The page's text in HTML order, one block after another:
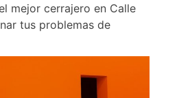
mejor cerrajero en Calle
tus problemas de